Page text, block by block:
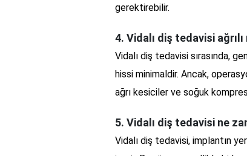
gerektirebilir.
4. Vidalı diş tedavisi ağrılı
Vidalı diş tedavisi sırasında,
hissi minimaldir. Ancak,
ağrı kesiciler ve soğuk
5. Vidalı diş tedavisi ne
Vidalı diş tedavisi, implantın